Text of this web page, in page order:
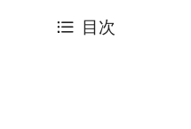
目次